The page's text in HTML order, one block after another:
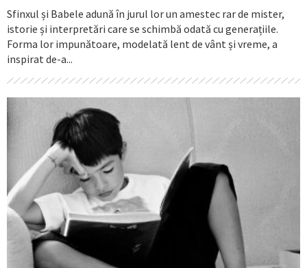
Sfinxul și Babele adună în jurul lor un amestec rar de mister,
istorie și interpretări care se schimbă odată cu generațiile.
Forma lor impunătoare, modelată lent de vânt și vreme, a
inspirat de-a...